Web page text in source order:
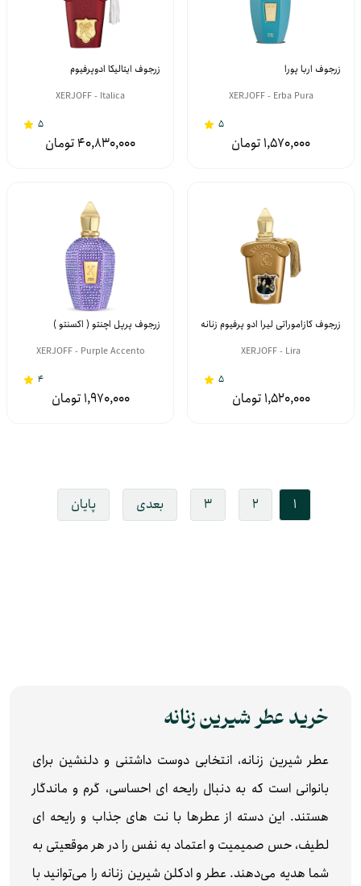
زرجوف اربا پورا
XERJOFF - Erba Pura
5
1,570,000
زرجوف ایتالیکا ادوپرفیوم
XERJOFF - Italica
5
40,830,000
زرجوف کازاموراتی لیرا ادو پرفیوم زنانه
XERJOFF - Lira
5
1,520,000
زرجوف پرپل اچنتو ( اکسنتو )
XERJOFF - Purple Accento
4
1,970,000
1
2
3 بعدی پایان
خرید عطر شیرین زنانه
عطر شیرین زنانه، انتخابی دوست داشتنی و دلنشین برای
بانوانی است که به دنبال رایحه‌ ای احساسی، گرم و ماندگار
هستند. این دسته از عطرها با نت‌ های جذاب و رایحه‌ ای
لطیف، حس صمیمیت و اعتماد به نفس را در هر موقعیتی به
شما هدیه می‌دهند. عطر و ادکلن شیرین زنانه را می‌توانید با